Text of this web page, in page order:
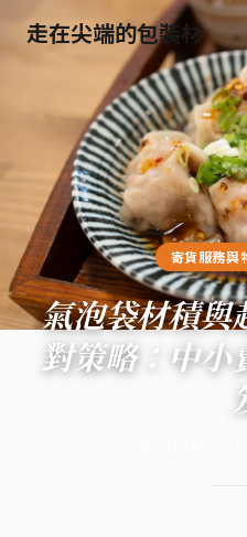
走在尖端的包裝材
寄貨服務與
氣泡袋材積與
對策略：中小